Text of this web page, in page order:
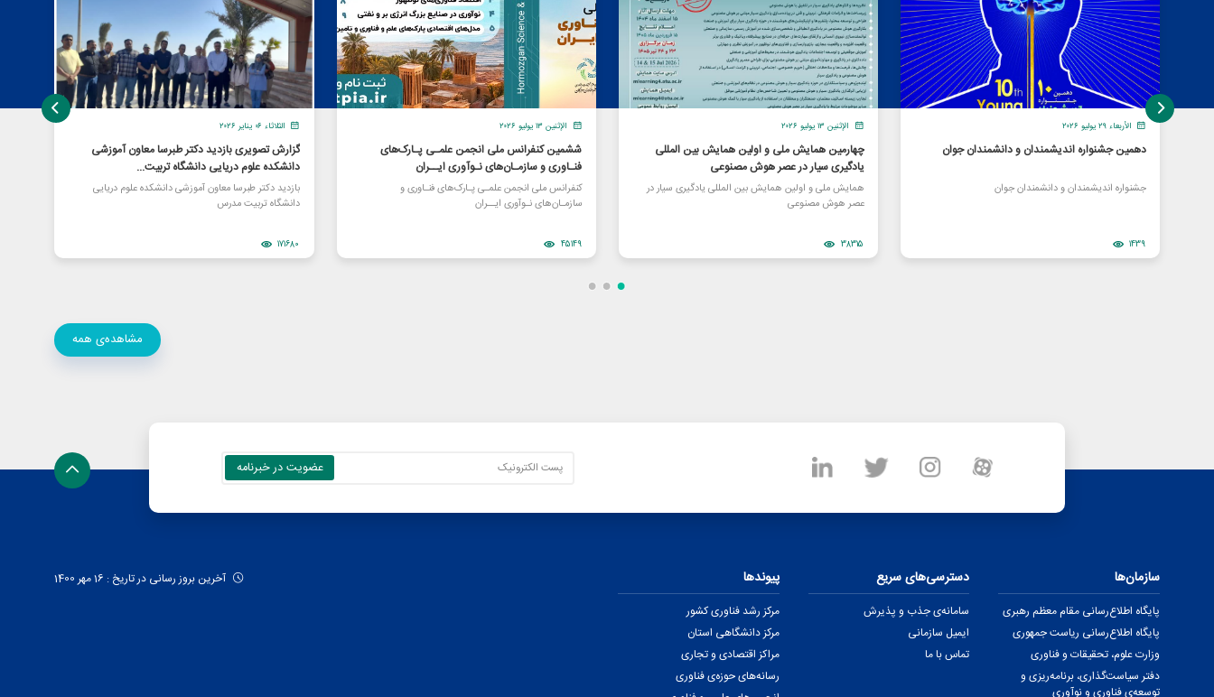
الأربعاء ٢٩ يوليو ٢٠٢٦
دهمین جشنواره اندیشمندان و دانشمندان جوان
جشنواره اندیشمندان و دانشمندان جوان
1439
الإثنين ١٣ يوليو ٢٠٢٦
چهارمین همایش ملی و اولین همایش بین المللی
یادگیری سیار در عصر هوش مصنوعی
همایش ملی و اولین همایش بین المللی یادگیری سیار در
عصر هوش مصنوعی
38315
الإثنين ١٣ يوليو ٢٠٢٦
ششمین کنفرانس ملی انجمن علمـی پـارک‌های
فنـاوری و سازمـان‌های نـوآوری ایــران
کنفرانس ملی انجمن علمـی پـارک‌های فنـاوری و
سازمـان‌های نـوآوری ایــران
45149
الثلاثاء ٠٦ يناير ٢٠٢٦
گزارش تصویری بازدید دکتر طبرسا معاون آموزشی
دانشکده علوم دریایی دانشگاه تربیت...
بازدید دکتر طبرسا معاون آموزشی دانشکده علوم دریایی
دانشگاه تربیت مدرس
171680
مشاهده‌ی همه
سازمان‌ها
پایگاه اطلاع‌رسانی مقام معظم رهبری
پایگاه اطلاع‌رسانی ریاست جمهوری
وزارت علوم، تحقیقات و فناوری
دفتر سیاست‌گذاری، برنامه‌ریزی و
توسعه‌ی فناوری و نوآوری
دسترسی‌های سریع
سامانه‌ی جذب و پذیرش
ایمیل سازمانی
تماس با ما
پیوندها
مرکز رشد فناوری کشور
مرکز دانشگاهی استان
مراکز اقتصادی و تجاری
رسانه‌های حوزه‌ی فناوری
آخرین بروز رسانی در تاریخ : 16 مهر 1400